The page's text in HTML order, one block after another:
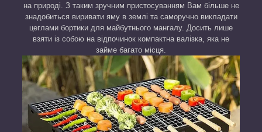
на природі. З таким зручним пристосуванням Вам більше не
знадобиться виривати яму в землі та саморучно викладати
цеглами бортики для майбутнього мангалу. Досить лише
взяти із собою на відпочинок компактна валізка, яка не
займе багато місця.